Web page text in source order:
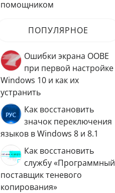
помощником
ПОПУЛЯРНОЕ
Ошибки экрана OOBE
при первой настройке
Windows 10 и как их
устранить
Как восстановить
значок переключения
языков в Windows 8 и 8.1
Как восстановить
службу «Программный
поставщик теневого
копирования»